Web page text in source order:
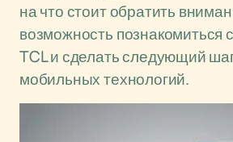
на что стоит обратить
возможность познакомиться
TCL и сделать следующий
мобильных технологий.